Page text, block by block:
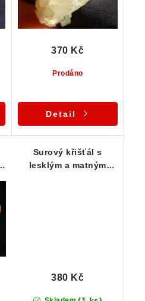
Prodáno
370 Kč
Detail
Surový křišťál s
lesklým a matným
380 Kč